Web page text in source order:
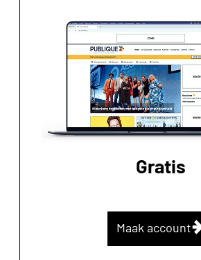
Gratis
Maak account